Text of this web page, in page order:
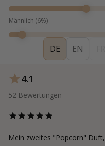
Männlich (6%)
DE EN
4.1
52 Bewertungen
Mein zweites "Popcorn"